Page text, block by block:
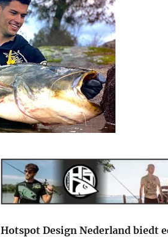
Hotspot Design Nederland biedt